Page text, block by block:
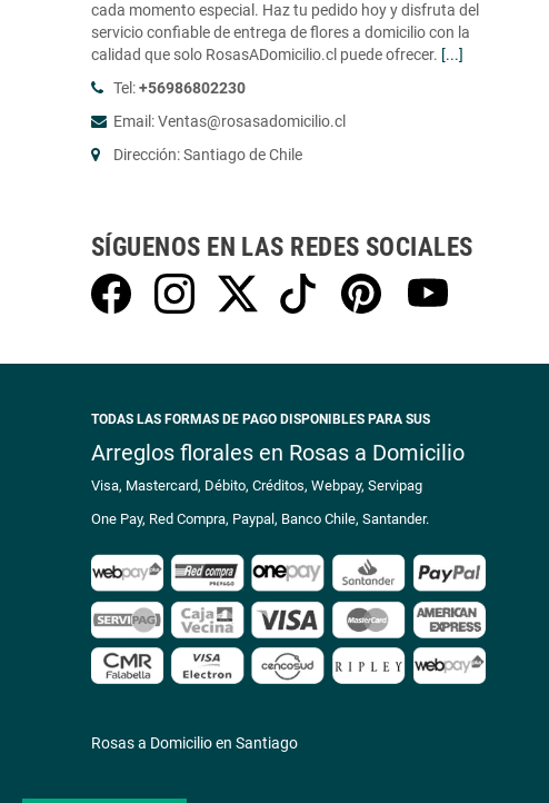
cada momento especial. Haz tu pedido hoy y disfruta del
servicio confiable de entrega de flores a domicilio con la
calidad que solo RosasADomicilio.cl puede ofrecer. [...]
Tel:+56986802230
Email: Ventas@rosasadomicilio.cl
Dirección: Santiago de Chile
SÍGUENOS EN LAS REDES SOCIALES
TODAS LAS FORMAS DE PAGO DISPONIBLES PARA SUS
Arreglos florales en Rosas a Domicilio
Visa, Mastercard, Débito, Créditos, Webpay, Servipag
One Pay, Red Compra, Paypal, Banco Chile, Santander.
Rosas a Domicilio en Santiago